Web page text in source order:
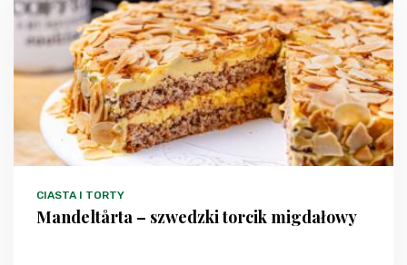
CIASTA I TORTY
Mandeltårta – szwedzki torcik migdałowy